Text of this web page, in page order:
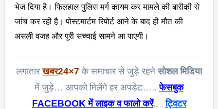
भेज दिया है। फिलहाल पुलिस मर्ग कायम कर मामले की बारीकी से
जांच कर रही है। पोस्टमार्टम रिपोर्ट आने के बाद ही मौत की
असली वजह और पूरी सच्चाई सामने आ पाएगी।
लगातारखबर24×7 के समाचार से जुड़े रहनेसोशल मिडिया
में जुड़े… आपको मिलेंगे हर अपडेट…..फेसबुक
FACEBOOK में लाइक व फालो करें.. .ट्विटर